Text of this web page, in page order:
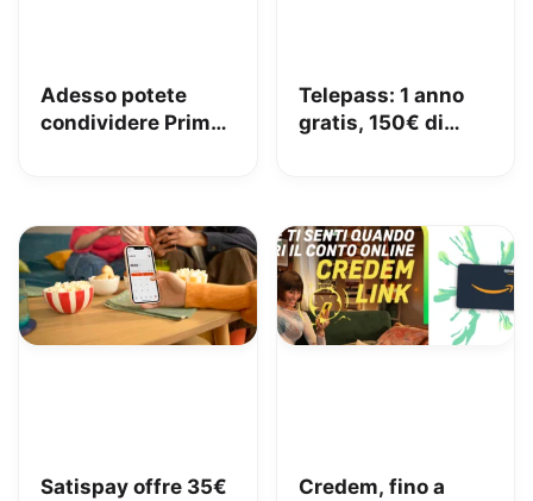
Adesso potete
condividere Prime
Telepass: 1 anno
gratis, 150€ di
Satispay offre 35€
Credem, fino a